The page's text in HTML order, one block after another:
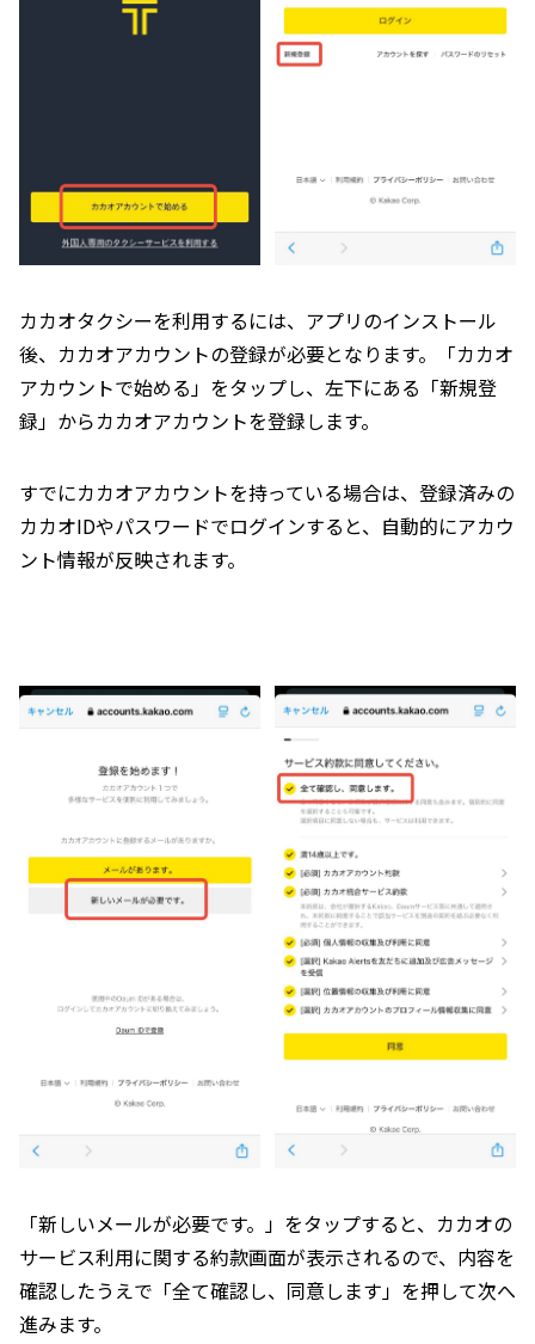
カカオタクシーを利用するには、アプリのインストール
後、カカオアカウントの登録が必要となります。「カカオ
アカウントで始める」をタップし、左下にある「新規登
録」からカカオアカウントを登録します。
すでにカカオアカウントを持っている場合は、登録済みの
カカオIDやパスワードでログインすると、自動的にアカウ
ント情報が反映されます。
「新しいメールが必要です。」をタップすると、カカオの
サービス利用に関する約款画面が表示されるので、内容を
確認したうえで「全て確認し、同意します」を押して次へ
進みます。